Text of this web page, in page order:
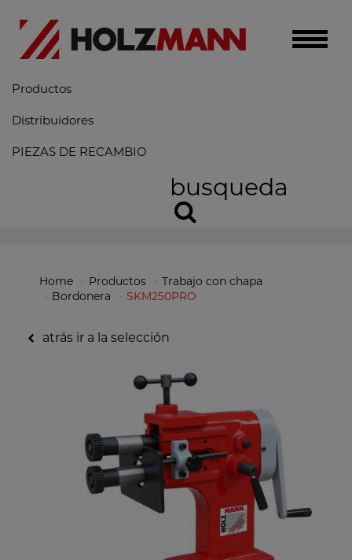
Toggle
Productos
Distribuidores
PIEZAS DE RECAMBIO
busqueda
Home Productos
Trabajo con chapa
Bordonera
SKM250PRO
atrás ir a la selección